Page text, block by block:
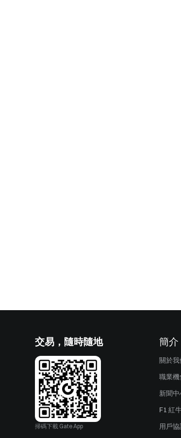
交易，隨時隨地
掃碼下載 Gate App
簡介
關於我
職業機
新聞
F1 紅
用戶